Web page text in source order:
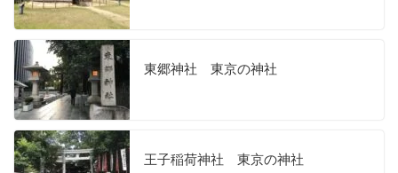
東郷神社 東京の神社
王子稲荷神社 東京の神社